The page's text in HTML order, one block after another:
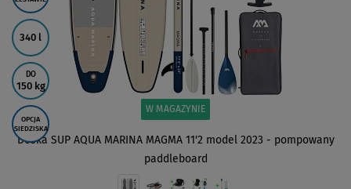
340 l
DO
150 kg
OPCJA
SIEDZISKA
W MAGAZYNIE
Deska SUP AQUA MARINA MAGMA 11'2 model 2023 - pompowany
paddleboard